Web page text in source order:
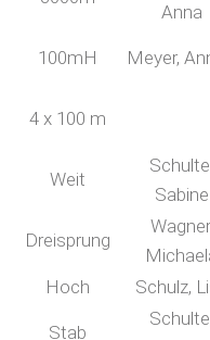
Anna
100mH Meyer,
4 x 100 m
Weit
Sabine
Dreisprung
Hoch Schulz,
Stab